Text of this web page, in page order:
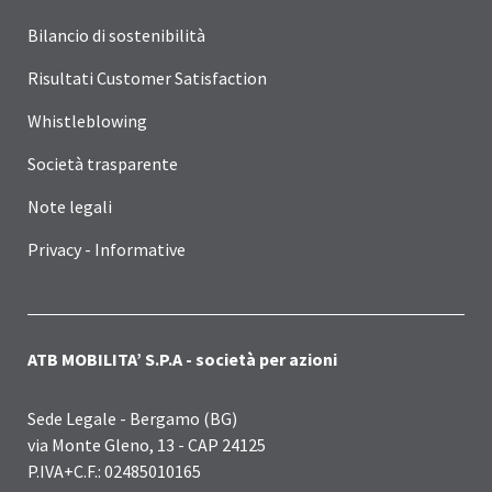
Bilancio di sostenibilità
Risultati Customer Satisfaction
Whistleblowing
Società trasparente
Note legali
Privacy - Informative
ATB MOBILITA’ S.P.A - società per azioni
Sede Legale - Bergamo (BG)
via Monte Gleno, 13 - CAP 24125
P.IVA+C.F.: 02485010165